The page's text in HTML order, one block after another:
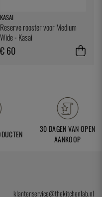
KASAI
Reserve rooster voor Medium
Wide - Kasai
€ 60
30 DAGEN VAN OPEN
AANKOOP
klantenservice@thekitchenlab.nl